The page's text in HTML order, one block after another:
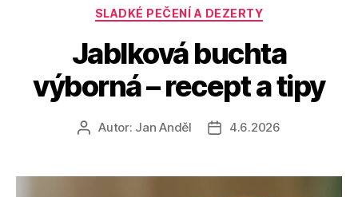
Rubriky
SLADKÉ PEČENÍ A DEZERTY
Jablková buchta
výborná – recept a tipy
AutorAutor: Jan Anděl
Datum
4.6.2026